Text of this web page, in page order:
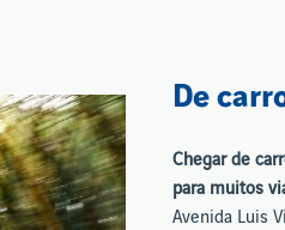
De
Chegar de
para muitos
Avenida Luis